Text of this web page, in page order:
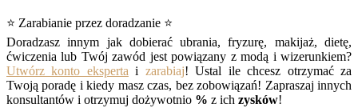
⭐ Zarabianie przez doradzanie ⭐
Doradzasz innym jak dobierać ubrania, fryzurę, makijaż, dietę,
ćwiczenia lub Twój zawód jest powiązany z modą i wizerunkiem?
Utwórz konto eksperta i zarabiaj! Ustal ile chcesz otrzymać za
Twoją poradę i kiedy masz czas, bez zobowiązań! Zapraszaj innych
konsultantów i otrzymuj dożywotnio % z ich zysków!